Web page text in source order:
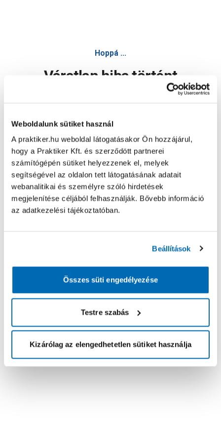
Weboldalunk sütiket használ
A praktiker.hu weboldal látogatásakor Ön hozzájárul,
hogy a Praktiker Kft. és szerződött partnerei
számítógépén sütiket helyezzenek el, melyek
segítségével az oldalon tett látogatásának adatait
webanalitikai és személyre szóló hirdetések
megjelenítése céljából felhasználják. Bővebb információ
az adatkezelési tájékoztatóban.
Beállítások
Összes süti engedélyezése
Testre szabás
Kizárólag az elengedhetetlen sütiket használja
Hoppá ...
Váratlan hiba történt
Oldal újratöltése